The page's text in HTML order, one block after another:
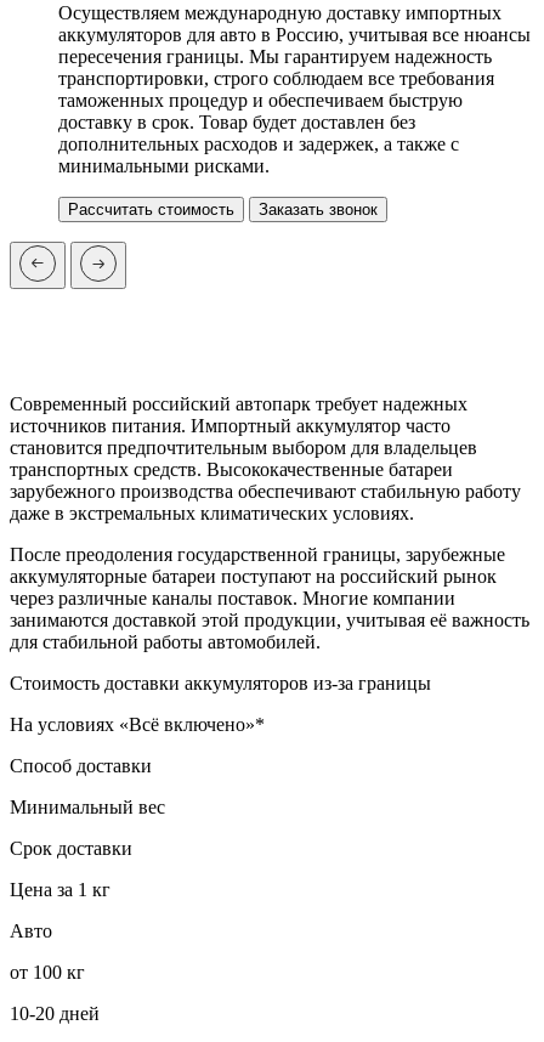
Осуществляем международную доставку импортных
аккумуляторов для авто в Россию, учитывая все нюансы
пересечения границы. Мы гарантируем надежность
транспортировки, строго соблюдаем все требования
таможенных процедур и обеспечиваем быструю
доставку в срок. Товар будет доставлен без
дополнительных расходов и задержек, а также с
минимальными рисками.
Рассчитать стоимость Заказать звонок
Современный российский автопарк требует надежных
источников питания. Импортный аккумулятор часто
становится предпочтительным выбором для владельцев
транспортных средств. Высококачественные батареи
зарубежного производства обеспечивают стабильную работу
даже в экстремальных климатических условиях.
После преодоления государственной границы, зарубежные
аккумуляторные батареи поступают на российский рынок
через различные каналы поставок. Многие компании
занимаются доставкой этой продукции, учитывая её важность
для стабильной работы автомобилей.
Стоимость доставки аккумуляторов из-за границы
На условиях «Всё включено»*
Способ доставки
Минимальный вес
Срок доставки
Цена за 1 кг
Авто
от 100 кг
10-20 дней